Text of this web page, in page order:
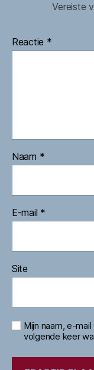
Vereiste
Reactie *
Naam *
E-mail *
Site
Mijn naam, e-
volgende keer